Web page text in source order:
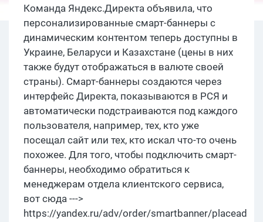
Команда Яндекс.Директа объявила, что
персонализированные смарт-баннеры с
динамическим контентом теперь доступны в
Украине, Беларуси и Казахстане (цены в них
также будут отображаться в валюте своей
страны). Смарт-баннеры создаются через
интерфейс Директа, показываются в РСЯ и
автоматически подстраиваются под каждого
пользователя, например, тех, кто уже
посещал сайт или тех, кто искал что-то очень
похожее. Для того, чтобы подключить смарт-
баннеры, необходимо обратиться к
менеджерам отдела клиентского сервиса,
вот сюда --->
https://yandex.ru/adv/order/smartbanner/placead